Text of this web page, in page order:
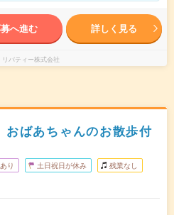
へ進む 詳しく見る
リバティー株式会社
おばあちゃんのお散歩付
り 土日祝日が休み 残業なし